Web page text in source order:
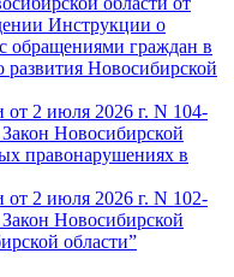
Инструкции о
обращениями граждан в
развития Новосибирской
от 2 июля 2026 г. N 104-
Новосибирской
правонарушениях в
от 2 июля 2026 г. N 102-
Новосибирской
области”